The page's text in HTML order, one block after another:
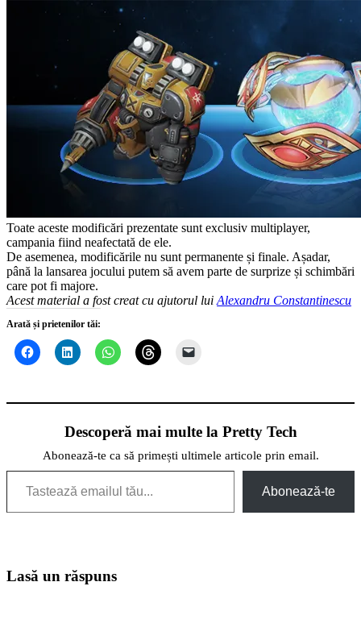
Toate aceste modificări prezentate sunt exclusiv multiplayer,
campania fiind neafectată de ele.
De asemenea, modificările nu sunt permanente și finale. Așadar,
până la lansarea jocului putem să avem parte de surprize și schimbări
care pot fi majore.
Acest material a fost creat cu ajutorul lui Alexandru Constantinescu
Arată și prietenilor tăi:
Descoperă mai multe la Pretty Tech
Abonează-te ca să primești ultimele articole prin email.
Tastează emailul tău...
Abonează-te
Lasă un răspuns